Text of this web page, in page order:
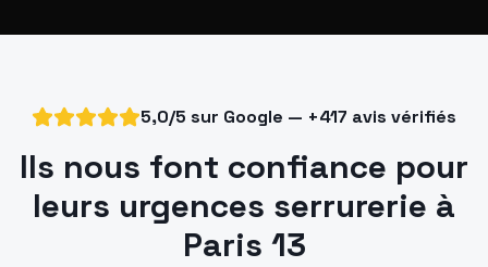
5,0/5 sur Google — +417 avis vérifiés
Ils nous font confiance pour
leurs urgences serrurerie à
Paris 13